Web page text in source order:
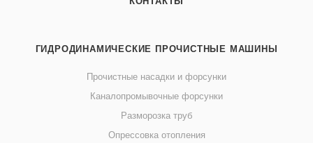
ГИДРОДИНАМИЧЕСКИЕ ПРОЧИСТНЫЕ МАШИНЫ
Прочистные насадки и форсунки
Каналопромывочные форсунки
Разморозка труб
Опрессовка отопления